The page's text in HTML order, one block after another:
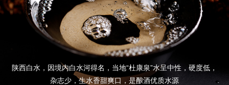
陕西白水，因境内白水河得名，当地“杜康泉”水呈中性，硬度低，
杂志少，生水香甜爽口，是酿酒优质水源